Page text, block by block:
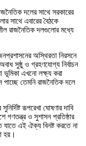
দলের সাথে সরকারের
সাথে এবারের বৈঠকে
রাজনৈতিক দলগুলোর মধ্যে
অস্থিরতা নিরসনে
সুষ্ঠু ও গ্রহণযোগ্য নির্বাচন
ভূমিকা এখনো লক্ষ্য করা
তেমনি রাজনৈতিক দলে
রূপরেখা ঘোষণার দাবি
গণতন্ত্র ও সুশাসন প্রতিষ্ঠার
এই ঐক্য বিনষ্ট করতে না
হয়।